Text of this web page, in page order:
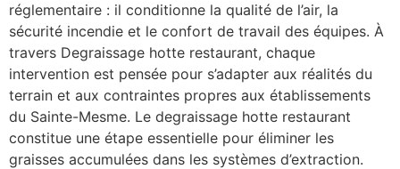
réglementaire : il conditionne la qualité de l’air, la
sécurité incendie et le confort de travail des équipes. À
travers Degraissage hotte restaurant, chaque
intervention est pensée pour s’adapter aux réalités du
terrain et aux contraintes propres aux établissements
du Sainte-Mesme. Le degraissage hotte restaurant
constitue une étape essentielle pour éliminer les
graisses accumulées dans les systèmes d’extraction.